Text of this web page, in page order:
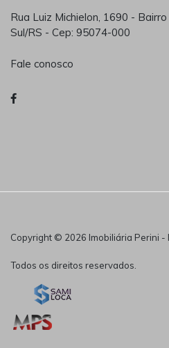
Rua Luiz Michielon, 1690 -
Sul/RS - Cep: 95074-000
Fale conosco
Copyright © 2026 Imobiliária Perini -
Todos os direitos reservados.